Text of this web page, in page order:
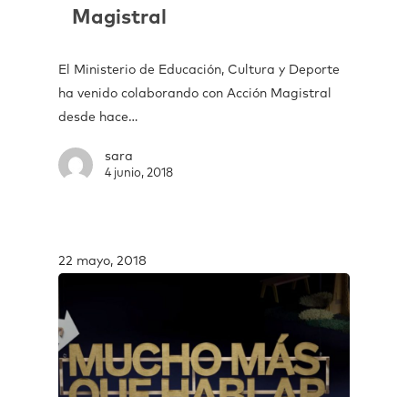
Magistral
El Ministerio de Educación, Cultura y Deporte
ha venido colaborando con Acción Magistral
desde hace…
sara
4 junio, 2018
22 mayo, 2018